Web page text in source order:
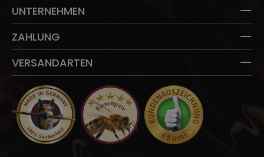
UNTERNEHMEN
ZAHLUNG
VERSANDARTEN